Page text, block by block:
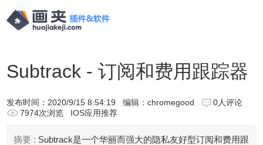
Subtrack - 订阅和费用跟踪器
发布时间： 2020/9/15 8:54:19 编辑：chromegood
0人评论
7974次浏览
IOS应用推荐
摘要 : Subtrack是一个华丽而强大的隐私友好型订阅和费用跟